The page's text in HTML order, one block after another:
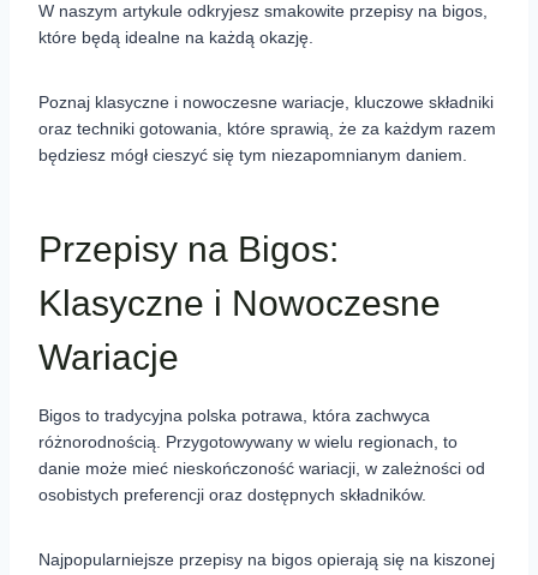
W naszym artykule odkryjesz smakowite przepisy na bigos,
które będą idealne na każdą okazję.
Poznaj klasyczne i nowoczesne wariacje, kluczowe składniki
oraz techniki gotowania, które sprawią, że za każdym razem
będziesz mógł cieszyć się tym niezapomnianym daniem.
Przepisy na Bigos:
Klasyczne i Nowoczesne
Wariacje
Bigos to tradycyjna polska potrawa, która zachwyca
różnorodnością. Przygotowywany w wielu regionach, to
danie może mieć nieskończoność wariacji, w zależności od
osobistych preferencji oraz dostępnych składników.
Najpopularniejsze przepisy na bigos opierają się na kiszonej